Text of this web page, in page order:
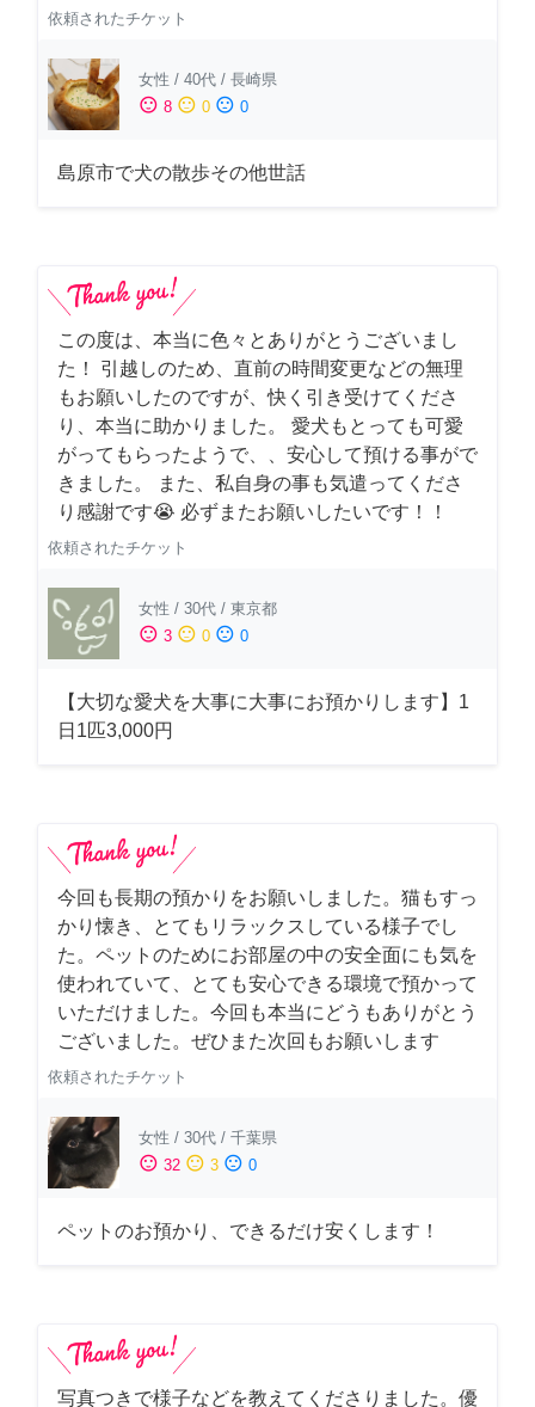
依頼されたチケット
女性 / 40代 / 長崎県
sentiment_satisfied 8 sentiment_neutral 0 sentiment_dissatisfied 0
島原市で犬の散歩その他世話
この度は、本当に色々とありがとうございまし
た！ 引越しのため、直前の時間変更などの無理
もお願いしたのですが、快く引き受けてくださ
り、本当に助かりました。 愛犬もとっても可愛
がってもらったようで、、安心して預ける事がで
きました。 また、私自身の事も気遣ってくださ
り感謝です😭 必ずまたお願いしたいです！！
依頼されたチケット
女性 / 30代 / 東京都
sentiment_satisfied 3 sentiment_neutral 0 sentiment_dissatisfied 0
【大切な愛犬を大事に大事にお預かりします】1
日1匹3,000円
今回も長期の預かりをお願いしました。猫もすっ
かり懐き、とてもリラックスしている様子でし
た。ペットのためにお部屋の中の安全面にも気を
使われていて、とても安心できる環境で預かって
いただけました。今回も本当にどうもありがとう
ございました。ぜひまた次回もお願いします
依頼されたチケット
女性 / 30代 / 千葉県
sentiment_satisfied 32 sentiment_neutral 3 sentiment_dissatisfied 0
ペットのお預かり、できるだけ安くします！
写真つきで様子などを教えてくださりました。優